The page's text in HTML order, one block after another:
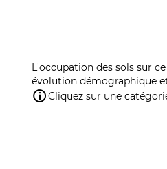
L'occupation des sols sur
évolution démographique
Cliquez sur une